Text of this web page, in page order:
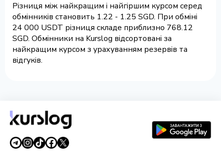
Різниця між найкращим і найгіршим курсом серед
обмінників становить 1.22 - 1.25 SGD. При обміні
24 000 USDT різниця складе приблизно 768.12
SGD. Обмінники на Kurslog відсортовані за
найкращим курсом з урахуванням резервів та
відгуків.